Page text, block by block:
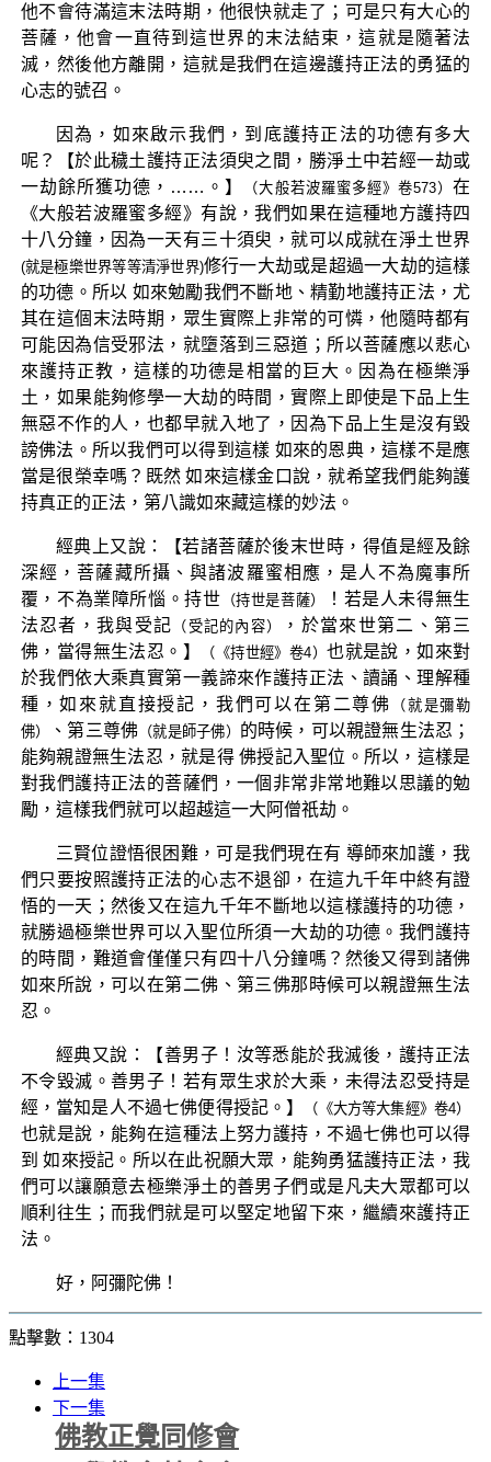
他不會待滿這末法時期，他很快就走了；可是只有大心的
菩薩，他會一直待到這世界的末法結束，這就是隨著法
滅，然後他方離開，這就是我們在這邊護持正法的勇猛的
心志的號召。
因為，如來啟示我們，到底護持正法的功德有多大
呢？【於此穢土護持正法須臾之間，勝淨土中若經一劫或
一劫餘所獲功德，……。】
（大般若波羅蜜多經》卷573）在
《大般若波羅蜜多經》有說，我們如果在這種地方護持四
十八分鐘，因為一天有三十須臾，就可以成就在淨土世界
(就是極樂世界等等清淨世界)修行一大劫或是超過一大劫的這樣
的功德。所以 如來勉勵我們不斷地、精勤地護持正法，尤
其在這個末法時期，眾生實際上非常的可憐，他隨時都有
可能因為信受邪法，就墮落到三惡道；所以菩薩應以悲心
來護持正教，這樣的功德是相當的巨大。因為在極樂淨
土，如果能夠修學一大劫的時間，實際上即使是下品上生
無惡不作的人，也都早就入地了，因為下品上生是沒有毀
謗佛法。所以我們可以得到這樣 如來的恩典，這樣不是應
當是很榮幸嗎？既然 如來這樣金口說，就希望我們能夠護
持真正的正法，第八識如來藏這樣的妙法。
經典上又說：【若諸菩薩於後末世時，得值是經及餘
深經，菩薩藏所攝、與諸波羅蜜相應，是人不為魔事所
覆，不為業障所惱。持世 （持世是菩薩）
！若是人未得無生
法忍者，我與受記 （受記的內容）
，於當來世第二、第三
佛，當得無生法忍。】
（《持世經》卷4）也就是說，如來對
於我們依大乘真實第一義諦來作護持正法、讀誦、理解種
種，如來就直接授記，我們可以在第二尊佛
（就是彌勒
佛）
、第三尊佛 （就是師子佛） 的時候，可以親證無生法忍；
能夠親證無生法忍，就是得 佛授記入聖位。所以，這樣是
對我們護持正法的菩薩們，一個非常非常地難以思議的勉
勵，這樣我們就可以超越這一大阿僧祇劫。
三賢位證悟很困難，可是我們現在有 導師來加護，我
們只要按照護持正法的心志不退卻，在這九千年中終有證
悟的一天；然後又在這九千年不斷地以這樣護持的功德，
就勝過極樂世界可以入聖位所須一大劫的功德。我們護持
的時間，難道會僅僅只有四十八分鐘嗎？然後又得到諸佛
如來所說，可以在第二佛、第三佛那時候可以親證無生法
忍。
經典又說：【善男子！汝等悉能於我滅後，護持正法
不令毀滅。善男子！若有眾生求於大乘，未得法忍受持是
經，當知是人不過七佛便得授記。】
（《大方等大集經》卷4）
也就是說，能夠在這種法上努力護持，不過七佛也可以得
到 如來授記。所以在此祝願大眾，能夠勇猛護持正法，我
們可以讓願意去極樂淨土的善男子們或是凡夫大眾都可以
順利往生；而我們就是可以堅定地留下來，繼續來護持正
法。
好，阿彌陀佛！
點擊數：1304
上一集
下一集
佛教正覺同修會